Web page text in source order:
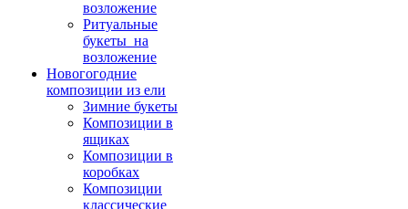
возложение
Ритуальные
букеты на
возложение
Новогогодние
композиции из ели
Зимние букеты
Композиции в
ящиках
Композиции в
коробках
Композиции
классические